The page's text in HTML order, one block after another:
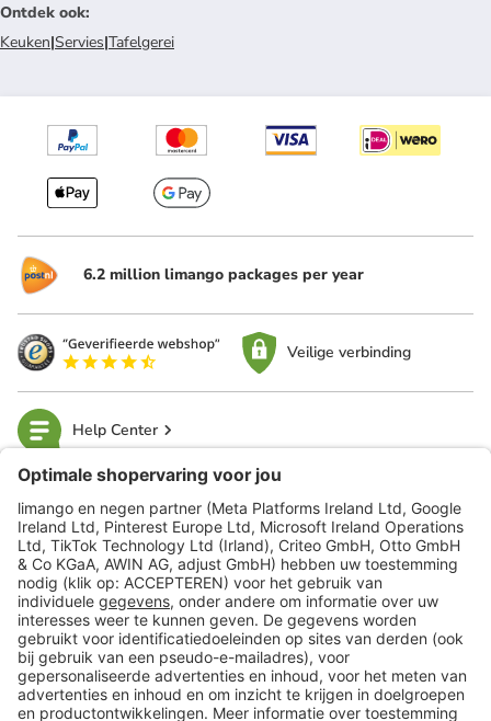
Ontdek ook:
Keuken|Servies|Tafelgerei
6.2 million limango packages per year
Veilige verbinding
Help Center
limango
Veilig winkelen
Klantenservice
Shop
Acties